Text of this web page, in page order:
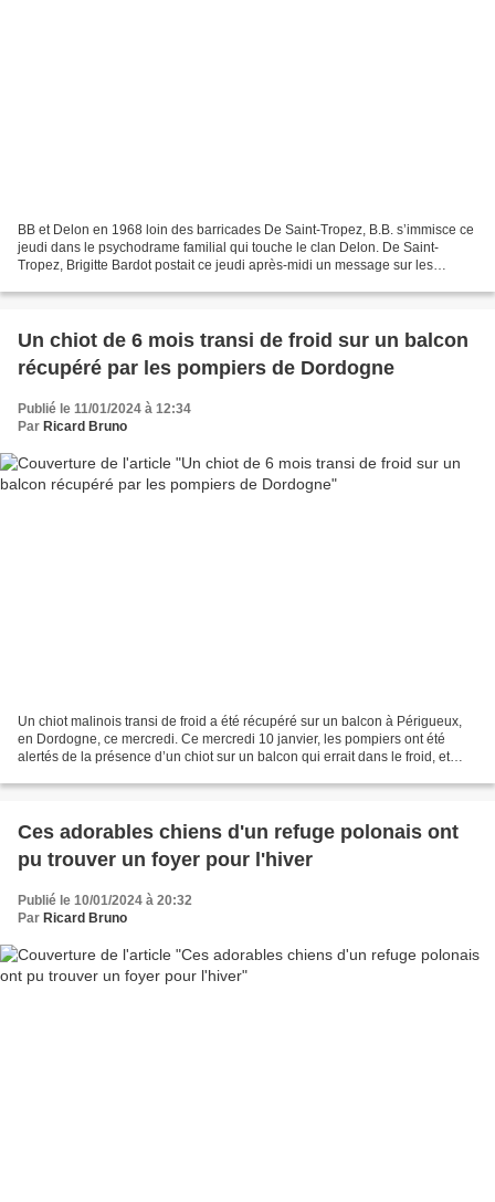
BB et Delon en 1968 loin des barricades De Saint-Tropez, B.B. s’immisce ce
jeudi dans le psychodrame familial qui touche le clan Delon. De Saint-
Tropez, Brigitte Bardot postait ce jeudi après-midi un message sur les
Un chiot de 6 mois transi de froid sur un balcon
récupéré par les pompiers de Dordogne
Publié le 11/01/2024 à 12:34
Par Ricard Bruno
Un chiot malinois transi de froid a été récupéré sur un balcon à Périgueux,
en Dordogne, ce mercredi. Ce mercredi 10 janvier, les pompiers ont été
alertés de la présence d’un chiot sur un balcon qui errait dans le froid, et
Ces adorables chiens d'un refuge polonais ont
pu trouver un foyer pour l'hiver
Publié le 10/01/2024 à 20:32
Par Ricard Bruno